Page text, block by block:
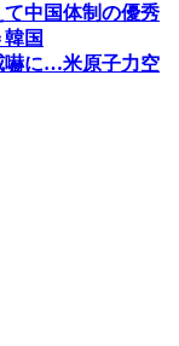
て中国体制の優秀
国
嚇に…米原子力空